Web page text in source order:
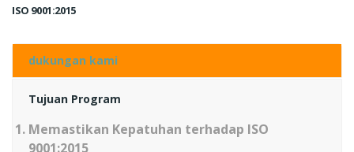
ISO 9001:2015
dukungan kami
Tujuan Program
Memastikan Kepatuhan terhadap ISO
9001:2015